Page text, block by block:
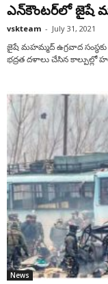
ఎన్‌కౌంట‌ర్‌లో జైషే
vskteam - July 31, 2021
జైషే మ‌హ‌మ్మ‌ద్ ఉగ్ర‌వాద
భ‌ద్ర‌త ద‌ళాలు చేసిన కాల్పుల్లో
News